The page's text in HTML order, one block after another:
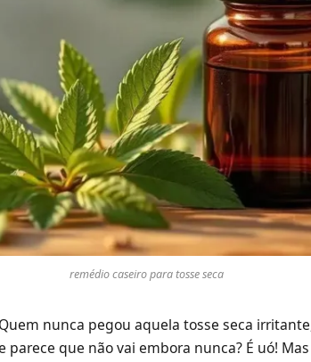
remédio caseiro para tosse seca
nunca pegou aquela tosse seca
parece que não vai embora nunca? É uó!